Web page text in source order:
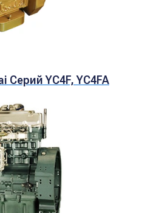
Серий YC4F, YC4FA